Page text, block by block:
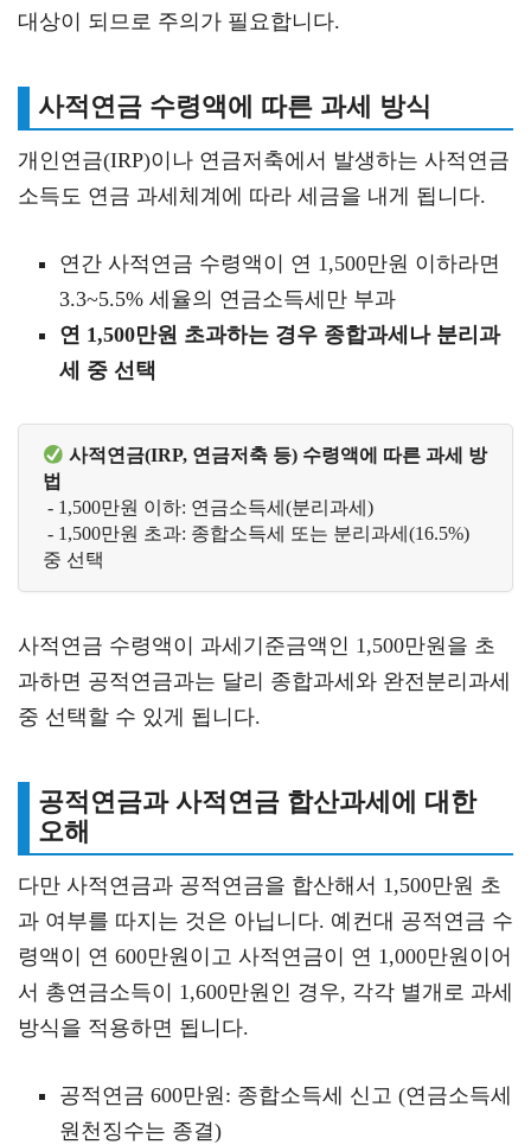
대상이 되므로 주의가 필요합니다.
사적연금 수령액에 따른 과세 방식
개인연금(IRP)이나 연금저축에서 발생하는 사적연금
소득도 연금 과세체계에 따라 세금을 내게 됩니다.
연간 사적연금 수령액이 연 1,500만원 이하라면
3.3~5.5% 세율의 연금소득세만 부과
연 1,500만원 초과하는 경우 종합과세나 분리과
세 중 선택
사적연금(IRP, 연금저축 등) 수령액에 따른 과세 방
법
- 1,500만원 이하: 연금소득세(분리과세)
중 선택
사적연금 수령액이 과세기준금액인 1,500만원을 초
과하면 공적연금과는 달리 종합과세와 완전분리과세
중 선택할 수 있게 됩니다.
공적연금과 사적연금 합산과세에 대한
오해
다만 사적연금과 공적연금을 합산해서 1,500만원 초
과 여부를 따지는 것은 아닙니다. 예컨대 공적연금 수
령액이 연 600만원이고 사적연금이 연 1,000만원이어
서 총연금소득이 1,600만원인 경우, 각각 별개로 과세
방식을 적용하면 됩니다.
공적연금 600만원: 종합소득세 신고 (연금소득세
원천징수는 종결)